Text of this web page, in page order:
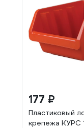
177 ₽
Пластиковый
крепежа КУРС